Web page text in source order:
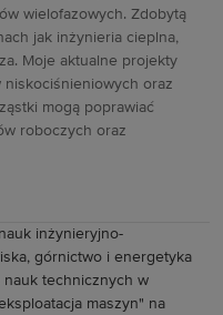
wielofazowych. Zdobytą
jak inżynieria cieplna,
Moje aktualne projekty
niskociśnieniowych oraz
mogą poprawiać
roboczych oraz
inżynieryjno-
górnictwo i energetyka
nauk technicznych w
maszyn" na